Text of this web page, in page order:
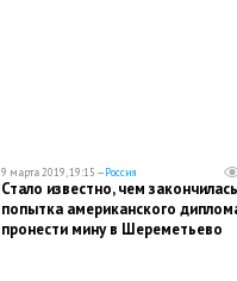
9 марта 2019, 19:15 —Россия
Стало известно, чем закончилась
попытка американского
пронести мину в Шереметьево